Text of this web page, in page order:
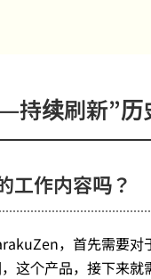
续刷新”历
工作内容吗？
，首先需要
这个产品，接下来